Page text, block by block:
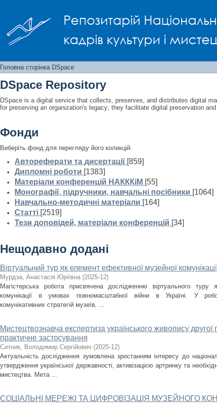
Репозитарій
кадрів культури і
Головна сторінка DSpace
DSpace Repository
DSpace is a digital service that collects, preserves, and distributes digital
for preserving an organization's legacy; they facilitate digital preservation
Фонди
Виберіть фонд для перегляду його колекцій.
Автореферати та дисертації [859]
Дипломні роботи [1383]
Матеріали конференцій НАКККіМ [55]
Монографії, підручники, навчальні посібники [1064]
Навчально-методичні матеріали [164]
Статті [2519]
Тези доповідей, матеріали конференцій [34]
Нещодавно додані
Віртуальний тур як елемент ефективної музейної
Мурдза, Анастасія Юріївна (2025-12)
Магістерська робота присвячена дослідженню віртуального туру
комунікації в умовах повномасштабної війни в Україні. У
комунікативних стратегій музеїв, ...
Мистецтвознавча експертиза українського живопису другої
практичне застосування
Ситник, Володимир Сергійович (2025-12)
Актуальність дослідження зумовлена зростанням інтересу до
утвердження української державності, активізацією артринку та
мистецтва. Мета ...
СОЦІАЛЬНІ МЕРЕЖІ ТА ЦИФРОВІЗАЦІЯ МУЗЕЙНОГО